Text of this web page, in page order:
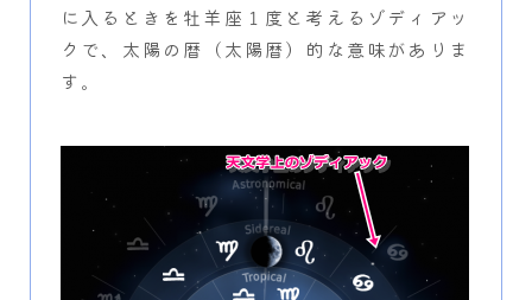
に入るときを牡羊座１度と考えるゾディアッ
クで、太陽の暦（太陽暦）的な意味がありま
す。